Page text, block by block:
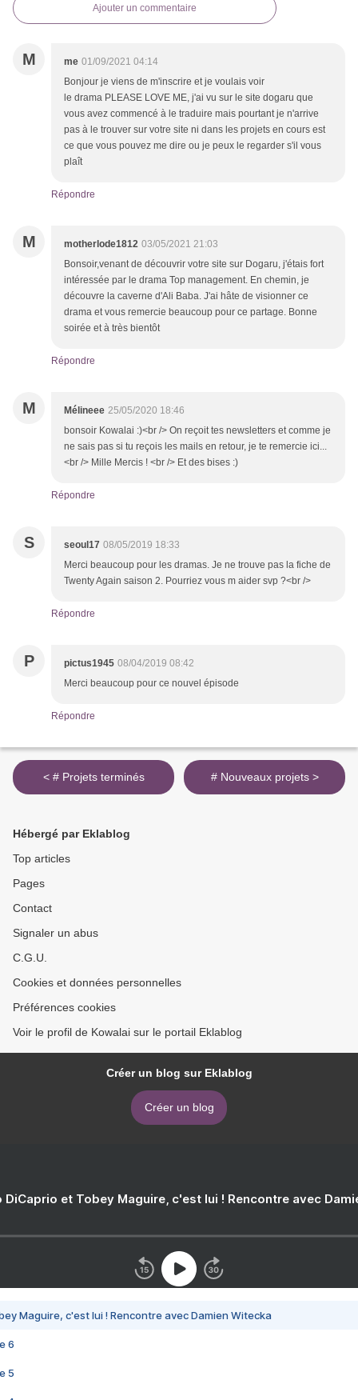
Ajouter un commentaire
M me 01/09/2021 04:14
Bonjour je viens de m'inscrire et je voulais voir
le drama PLEASE LOVE ME, j'ai vu sur le site dogaru que
vous avez commencé à le traduire mais pourtant je n'arrive
pas à le trouver sur votre site ni dans les projets en cours est
ce que vous pouvez me dire ou je peux le regarder s'il vous
plaît
Répondre
M motherlode1812 03/05/2021 21:03
Bonsoir,venant de découvrir votre site sur Dogaru, j'étais fort
intéressée par le drama Top management. En chemin, je
découvre la caverne d'Ali Baba. J'ai hâte de visionner ce
drama et vous remercie beaucoup pour ce partage. Bonne
soirée et à très bientôt
Répondre
M Mélineee 25/05/2020 18:46
bonsoir Kowalai :)<br /> On reçoit tes newsletters et comme je
ne sais pas si tu reçois les mails en retour, je te remercie ici...
<br /> Mille Mercis ! <br /> Et des bises :)
Répondre
S seoul17 08/05/2019 18:33
Merci beaucoup pour les dramas. Je ne trouve pas la fiche de
Twenty Again saison 2. Pourriez vous m aider svp ?<br />
Répondre
P pictus1945 08/04/2019 08:42
Merci beaucoup pour ce nouvel épisode
Répondre
< # Projets terminés # Nouveaux projets >
Hébergé par Eklablog
Top articles
Pages
Contact
Signaler un abus
C.G.U.
Cookies et données personnelles
Préférences cookies
Voir le profil de Kowalai sur le portail Eklablog
Créer un blog sur Eklablog
Créer un blog
DiCaprio et Tobey Maguire, c'est lui ! Rencontre avec
Maguire, c'est lui ! Rencontre avec Damien Witecka
6
5